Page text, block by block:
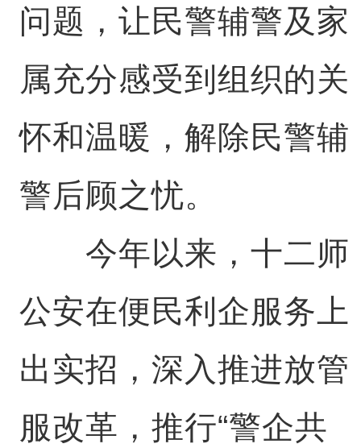
问题，让民警辅警及家
属充分感受到组织的关
怀和温暖，解除民警辅
警后顾之忧。
今年以来，十二师
公安在便民利企服务上
出实招，深入推进放管
服改革，推行“警企共